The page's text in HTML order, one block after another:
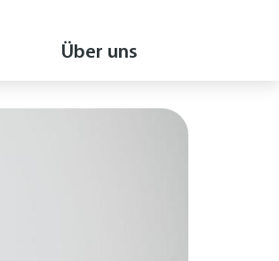
Über uns